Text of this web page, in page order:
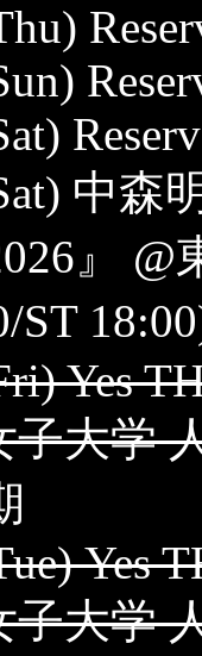
中
』
ST
Yes
子大学
Yes
子大学